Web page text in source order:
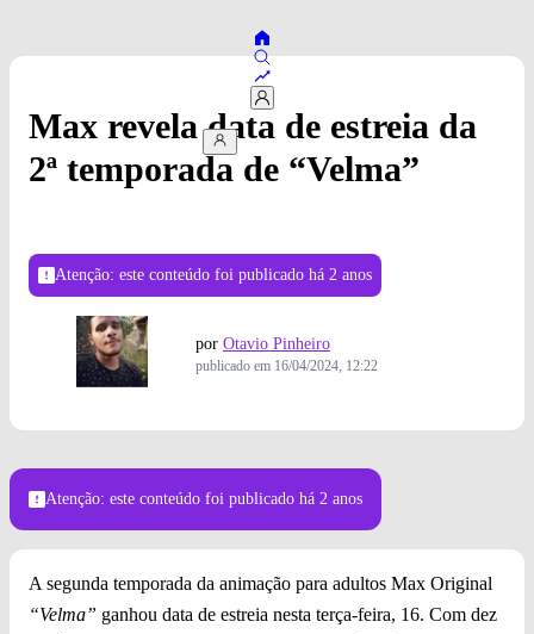
Max revela data de estreia da
2ª temporada de “Velma”
Atenção: este conteúdo foi publicado há 2 anos
por Otavio Pinheiro
publicado em 16/04/2024, 12:22
Atenção: este conteúdo foi publicado há 2 anos
A segunda temporada da animação para adultos Max Original
“Velma” ganhou data de estreia nesta terça-feira, 16. Com dez